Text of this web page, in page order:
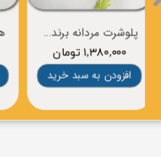
۱,۳۸۰,۰۰۰ تومان
افزودن به سبد خرید